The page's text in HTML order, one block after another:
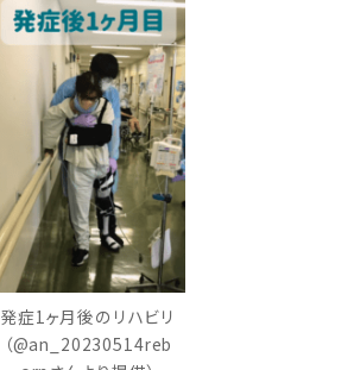
発症1ヶ月後のリハビリ
（@an_20230514reb